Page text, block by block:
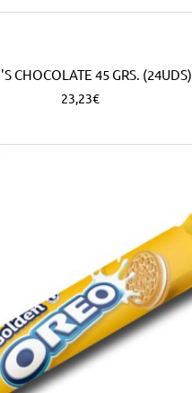
CHOCOLATE 45 GRS. (24UDS)
23,23€